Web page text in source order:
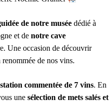
de notre musée dédié à
et de notre cave
Une occasion de découvrir
de nos vins.
commentée de 7 vins. En
une sélection de mets salés et